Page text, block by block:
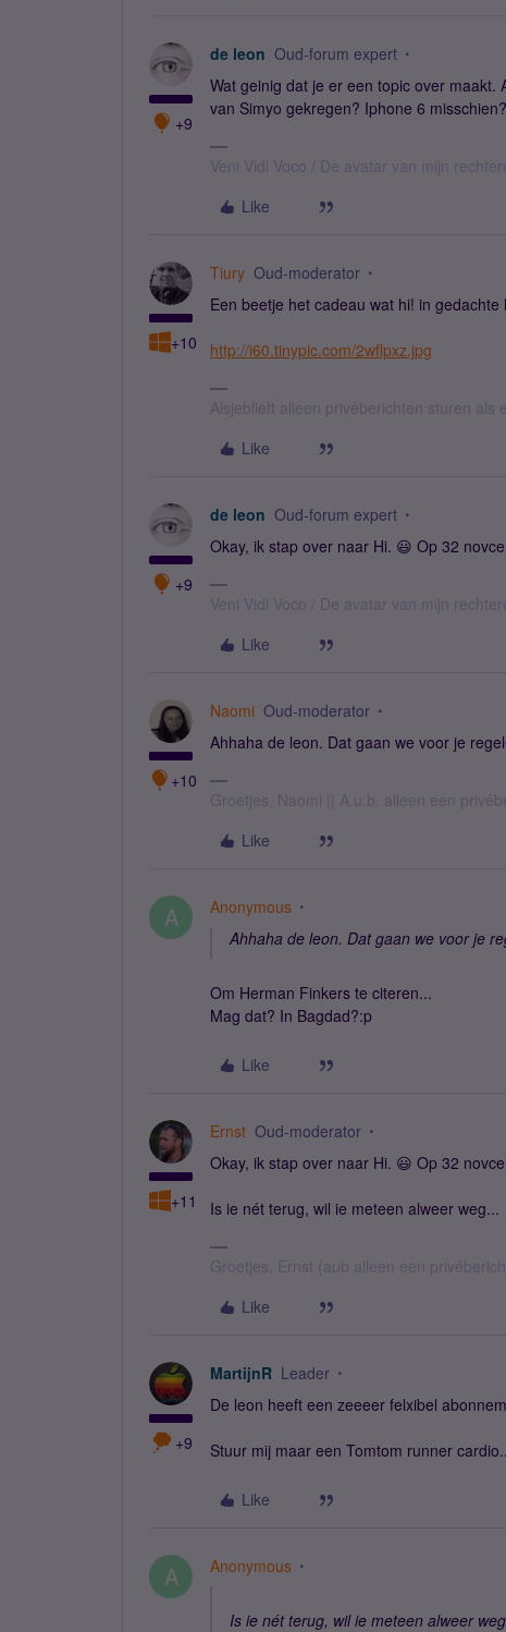
+9
de leon Oud-forum expert
Wat geinig dat je er een topic over
van Simyo gekregen? Iphone 6
Veni Vidi Voco / De avatar van mijn
Like
+10
Tiury Oud-moderator
Een beetje het cadeau wat hi! in
http://i60.tinypic.com/2wflpxz.jpg
Alsjeblieft alleen privéberichten sturen als
Like
+9
de leon Oud-forum expert
Okay, ik stap over naar Hi. 😃 Op 32
Veni Vidi Voco / De avatar van mijn
Like
+10
Naomi Oud-moderator
Ahhaha de leon. Dat gaan we voor je
Groetjes, Naomi || A.u.b. alleen een
Like
A Anonymous
Ahhaha de leon. Dat gaan we voor je
Om Herman Finkers te citeren...
Mag dat? In Bagdad?:p
Like
+11
Ernst Oud-moderator
Okay, ik stap over naar Hi. 😃 Op 32
Is ie nét terug, wil ie meteen alweer weg...
Groetjes, Ernst (aub alleen een
Like
+9
MartijnR Leader
De leon heeft een zeeeer felxibel
Stuur mij maar een Tomtom runner
Like
A Anonymous
Is ie nét terug, wil ie meteen alweer